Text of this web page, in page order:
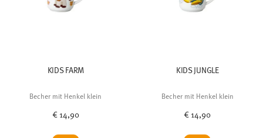
KIDS FARM
Becher mit Henkel klein
€ 14,90
KIDS JUNGLE
Becher mit Henkel klein
€ 14,90